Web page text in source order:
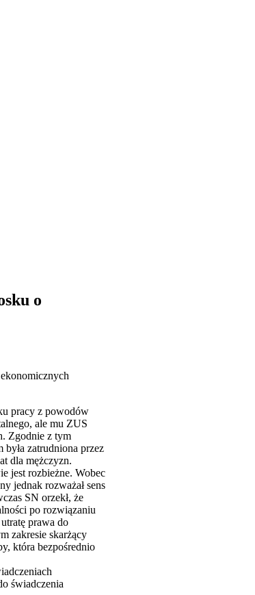
o
pracy z powodów
ale mu ZUS
Zgodnie z tym
zatrudniona przez
dla mężczyzn.
jest rozbieżne. Wobec
jednak rozważał sens
SN orzekł, że
po rozwiązaniu
prawa do
zakresie skarżący
która bezpośrednio
świadczenia